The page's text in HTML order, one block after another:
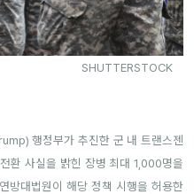
SHUTTERSTOCK
행정부가 추진한 군 내 트랜스젠
환 사실을 밝힌 장병 최대 1,000명을
방대법원이 해당 정책 시행을 허용한